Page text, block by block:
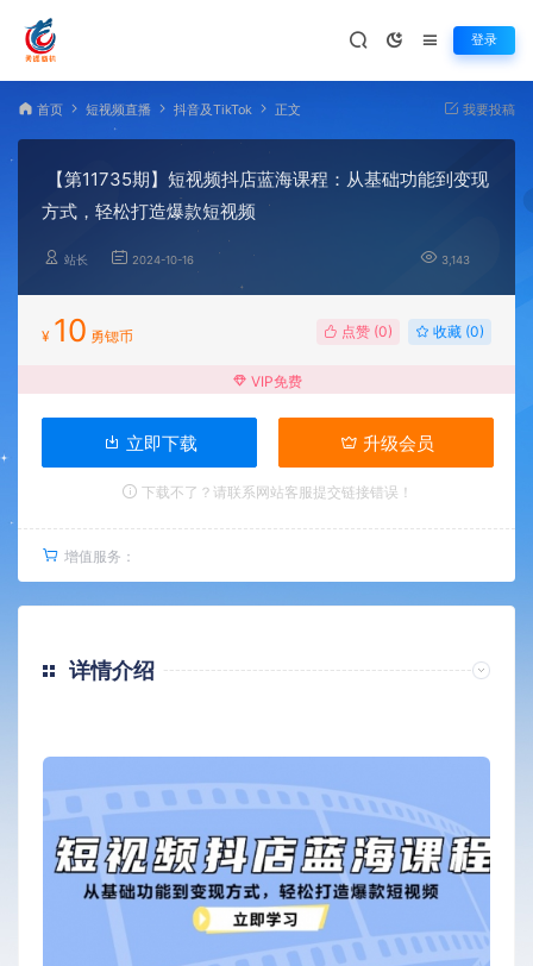
登录
首页 短视频直播 抖音及TikTok 正文 我要投稿
【第11735期】短视频抖店蓝海课程：从基础功能到变现
方式，轻松打造爆款短视频
站长 2024-10-16 3,143
¥ 10 勇锶币 点赞 (0) 收藏 (0)
VIP免费
立即下载 升级会员
下载不了？请联系网站客服提交链接错误！
增值服务：
详情介绍